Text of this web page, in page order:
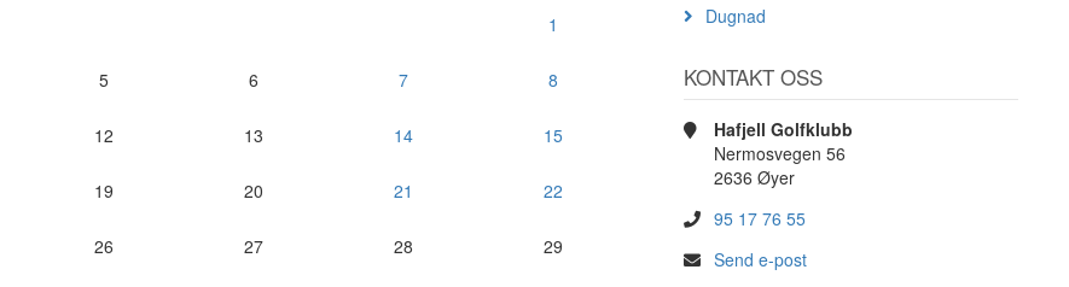
1
5 6 7 8
12 13 14 15
19 20 21 22
26 27 28 29
Dugnad
KONTAKT OSS
Hafjell Golfklubb
Nermosvegen 56
2636 Øyer
95 17 76 55
Send e-post